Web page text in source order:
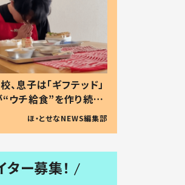
息子は「ギフテッド」
ウチ給食”を作り続け
令和の親 #令和の子
ほ・とせなNEWS編集部
ター募集！